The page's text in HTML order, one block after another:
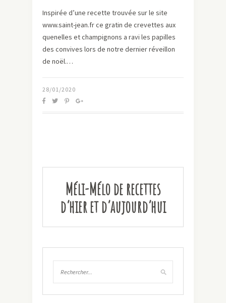
Inspirée d’une recette trouvée sur le site
www.saint-jean.fr ce gratin de crevettes aux
quenelles et champignons a ravi les papilles
des convives lors de notre dernier réveillon
de noël.…
28/01/2020
Méli-Mélo de recettes
d’hier et d’aujourd’hui